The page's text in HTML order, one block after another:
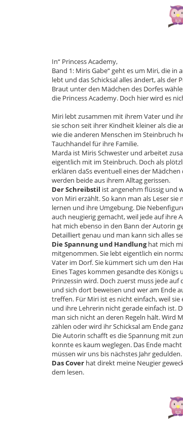
In“ Princess Academy,
Band 1: Miris Gabe“ geht es um Miri, die in
lebt und das Schicksal alles ändert, als der
Braut unter den Mädchen des Dorfes
die Princess Academy. Doch hier wird es
Miri lebt zusammen mit ihrem Vater und
sie schon seit ihrer Kindheit kleiner als die
wie die anderen Menschen im Steinbruch
Tauchhandel für ihre Familie.
Marda ist Miris Schwester und arbeitet
eigentlich mit im Steinbruch. Doch als
erklären daSs eventuell eines der
werden beide aus ihrem Alltag gerissen.
Der Schreibstil ist angenehm flüssig und
von Miri erzählt. So kann man als Leser sie
lernen und ihre Umgebung. Die
auch neugierig gemacht, weil jede auf ihre
hat mich ebenso in den Bann der Autorin
Detailliert genau und man kann sich alles
Die Spannung und Handlunghat mich
mitgenommen. Sie lebt eigentlich ein
Vater im Dorf. Sie kümmert sich um den
Eines Tages kommen gesandte des
Prinzessin wird. Doch zuerst muss jede auf
und sich dort beweisen und wer am Ende
treffen. Für Miri ist es nicht einfach, weil sie
und ihre Lehrerin nicht gerade einfach ist.
man sich nicht an deren Regeln hält. Wird
zählen oder wird ihr Schicksal am Ende
Die Autorin schafft es die Spannung mit
konnte es kaum weglegen. Das Ende
müssen wir uns bis nächstes Jahr gedulden.
Das Cover hat direkt meine Neugier
dem lesen.